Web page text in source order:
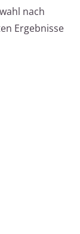
nach
Ergebnisse